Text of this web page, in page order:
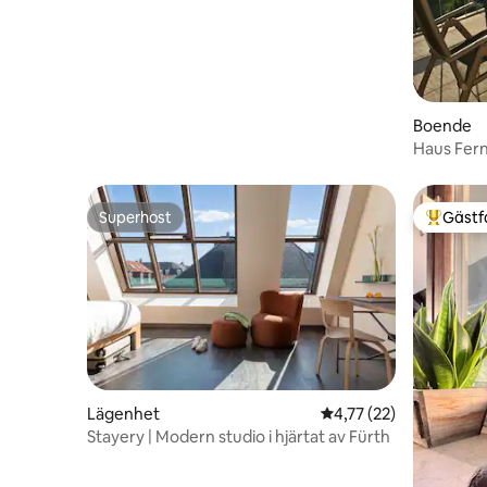
Boende
Haus
Superhost
Superhost
Lägenhet 4,77 av 5 i
4,77 (22)
Stayery | Modern studio i hjärtat av Fürth
Populär